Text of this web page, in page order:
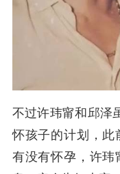
不过许玮甯和邱泽
怀孩子的计划，此
有没有怀孕，许玮